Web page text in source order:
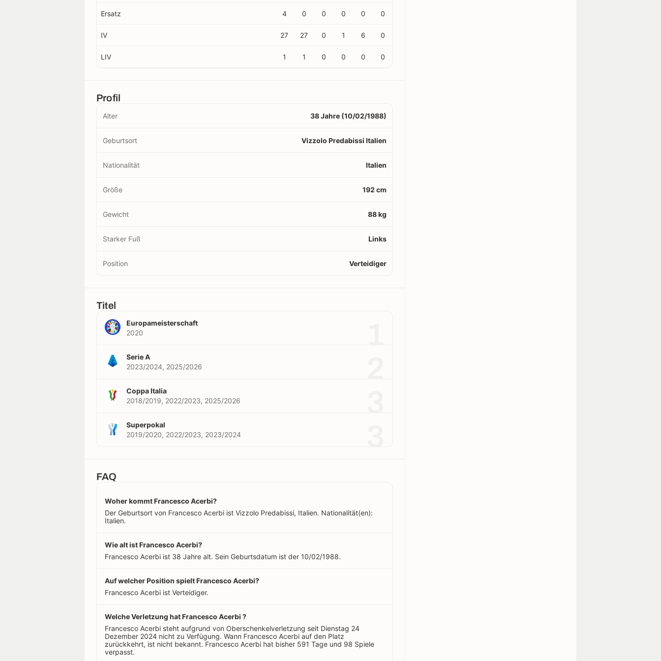
Ersatz 4 0 0 0 0 0
IV 27 27 0 1 6 0
LIV 1 1 0 0 0 0
Profil
Alter 38 Jahre (10/02/1988)
Geburtsort Vizzolo Predabissi Italien
Nationalität Italien
Größe 192 cm
Gewicht 88 kg
Starker Fuß Links
Position Verteidiger
Titel
Europameisterschaft
2020
Serie A
2023/2024, 2025/2026
Coppa Italia
2018/2019, 2022/2023, 2025/2026
Superpokal
2019/2020, 2022/2023, 2023/2024
FAQ
Woher kommt Francesco Acerbi?
Der Geburtsort von Francesco Acerbi ist Vizzolo Predabissi, Italien. Nationalität(en):
Italien.
Wie alt ist Francesco Acerbi?
Francesco Acerbi ist 38 Jahre alt. Sein Geburtsdatum ist der 10/02/1988.
Auf welcher Position spielt Francesco Acerbi?
Francesco Acerbi ist Verteidiger.
Welche Verletzung hat Francesco Acerbi ?
Francesco Acerbi steht aufgrund von Oberschenkelverletzung seit Dienstag 24
Dezember 2024 nicht zu Verfügung. Wann Francesco Acerbi auf den Platz
zurückkehrt, ist nicht bekannt. Francesco Acerbi hat bisher 591 Tage und 98 Spiele
verpasst.